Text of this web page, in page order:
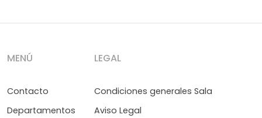
MENÚ
Contacto
Departamentos
LEGAL
Condiciones generales Sala
Aviso Legal